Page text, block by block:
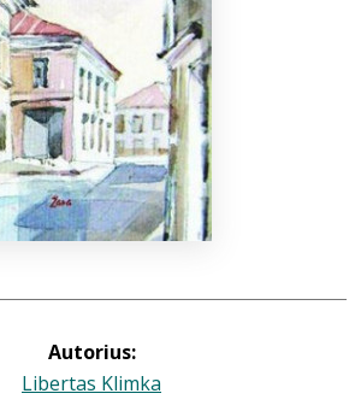
Autorius:
Libertas Klimka